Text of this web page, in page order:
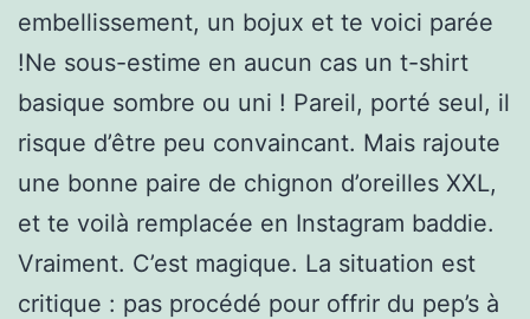
embellissement, un bojux et te voici parée
!Ne sous-estime en aucun cas un t-shirt
basique sombre ou uni ! Pareil, porté seul, il
risque d’être peu convaincant. Mais rajoute
une bonne paire de chignon d’oreilles XXL,
et te voilà remplacée en Instagram baddie.
Vraiment. C’est magique. La situation est
critique : pas procédé pour offrir du pep’s à